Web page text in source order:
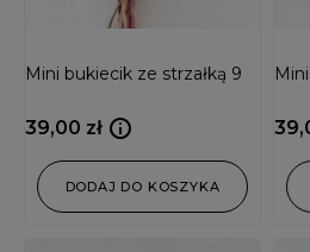
Mini bukiecik ze strzałką 9
39,00 zł
DODAJ DO KOSZYKA